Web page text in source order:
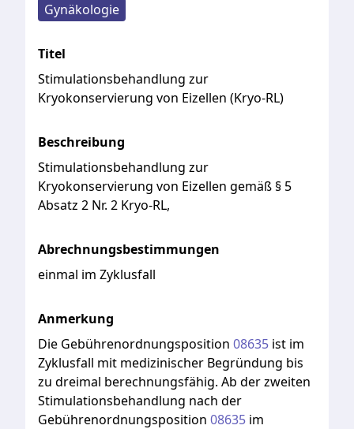
Gynäkologie
Titel
Stimulationsbehandlung zur
Kryokonservierung von Eizellen (Kryo-RL)
Beschreibung
Stimulationsbehandlung zur
Kryokonservierung von Eizellen gemäß § 5
Absatz 2 Nr. 2 Kryo-RL,
Abrechnungsbestimmungen
einmal im Zyklusfall
Anmerkung
Die Gebührenordnungsposition 08635 ist im
Zyklusfall mit medizinischer Begründung bis
zu dreimal berechnungsfähig. Ab derzweiten
Stimulationsbehandlung nach der
Gebührenordnungsposition 08635 im